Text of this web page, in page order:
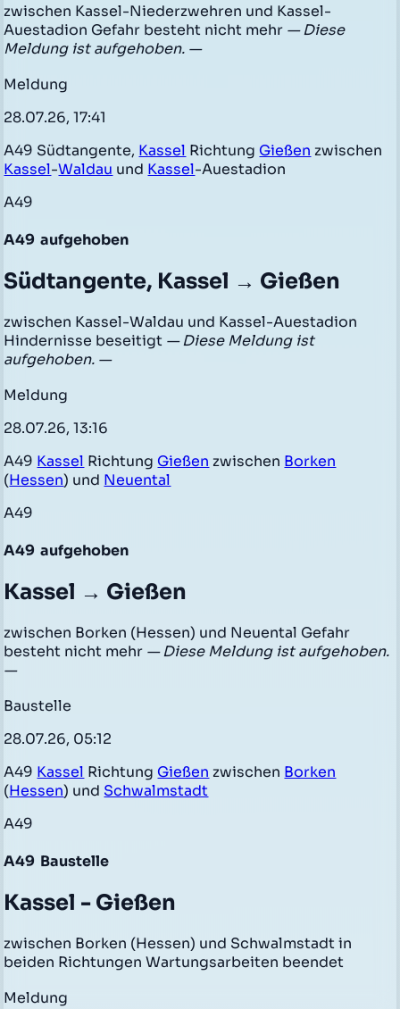
zwischen Kassel-Niederzwehren und Kassel-
Auestadion Gefahr besteht nicht mehr — Diese
Meldung ist aufgehoben. —
Meldung
28.07.26, 17:41
A49 Südtangente, Kassel Richtung Gießen zwischen
Kassel-Waldau und Kassel-Auestadion
A49
A49 aufgehoben
Südtangente, Kassel → Gießen
zwischen Kassel-Waldau und Kassel-Auestadion
Hindernisse beseitigt — Diese Meldung ist
aufgehoben. —
Meldung
28.07.26, 13:16
A49 Kassel Richtung Gießen zwischen Borken
(Hessen) und Neuental
A49
A49 aufgehoben
Kassel → Gießen
zwischen Borken (Hessen) und Neuental Gefahr
besteht nicht mehr — Diese Meldung ist aufgehoben.
—
Baustelle
28.07.26, 05:12
A49 Kassel Richtung Gießen zwischen Borken
(Hessen) und Schwalmstadt
A49
A49 Baustelle
Kassel - Gießen
zwischen Borken (Hessen) und Schwalmstadt in
beiden Richtungen Wartungsarbeiten beendet
Meldung